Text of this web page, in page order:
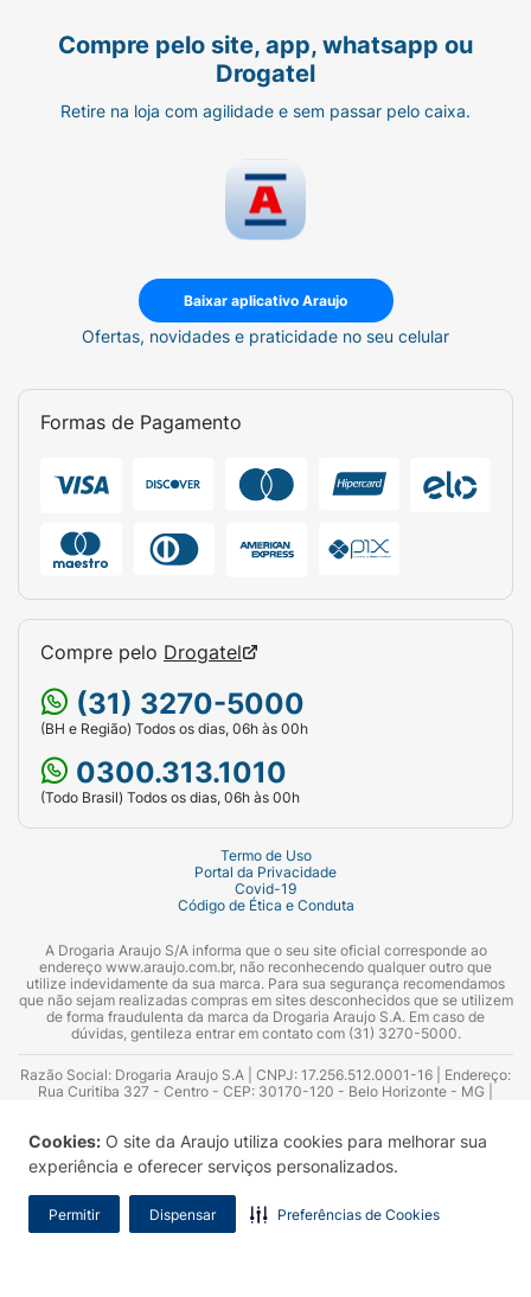
Cookies: O site da Araujo utiliza cookies para melhorar sua
experiência e oferecer serviços personalizados.
Permitir Dispensar Preferências de Cookies
Compre pelo site, app, whatsapp ou
Drogatel
Retire na loja com agilidade e sem passar pelo caixa.
Baixar aplicativo Araujo
Ofertas, novidades e praticidade no seu celular
Formas de Pagamento
Compre pelo Drogatel
(31) 3270-5000
(BH e Região) Todos os dias, 06h às 00h
0300.313.1010
(Todo Brasil) Todos os dias, 06h às 00h
Termo de Uso
Portal da Privacidade
Covid-19
Código de Ética e Conduta
A Drogaria Araujo S/A informa que o seu site oficial corresponde ao
endereço www.araujo.com.br, não reconhecendo qualquer outro que
utilize indevidamente da sua marca. Para sua segurança recomendamos
que não sejam realizadas compras em sites desconhecidos que se utilizem
de forma fraudulenta da marca da Drogaria Araujo S.A. Em caso de
dúvidas, gentileza entrar em contato com (31) 3270-5000.
Razão Social: Drogaria Araujo S.A | CNPJ: 17.256.512.0001-16 | Endereço:
Rua Curitiba 327 - Centro - CEP: 30170-120 - Belo Horizonte - MG |
Azevedo Guimarães – CRF 10.965 | Yasmin Silva Alvarenga – CRF 52.584 -
Consultor substituto: Thiago Aguiar Pinheiro - CRF Nº 13.748. Alvará
Sanitário: 2025020713 | Autorização de Funcionamento da Empresa (AFE):